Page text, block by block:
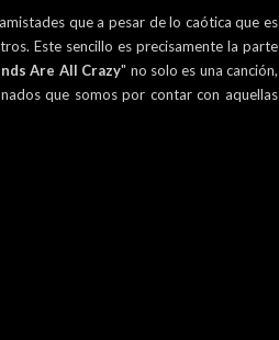
que a pesar de lo caótica que es
Este sencillo es precisamente la parte
Are All Crazy" no solo es una canción,
que somos por contar con aquellas